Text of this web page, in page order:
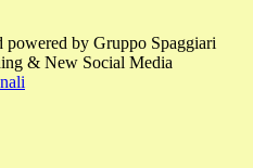
powered by Gruppo Spaggiari
& New Social Media